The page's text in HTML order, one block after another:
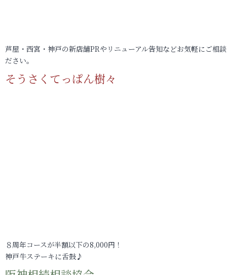
芦屋・西宮・神戸の新店舗PRやリニューアル告知などお気軽にご相
ださい。
そうさくてっぱん樹々
８周年コースが半額以下の8,000円！
神戸牛ステーキに舌鼓♪